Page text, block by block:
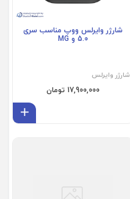
شارژر وایرلس ووپ مناسب سری
5.0 و MG
شارژر وایرلس
17,900,000 تومان